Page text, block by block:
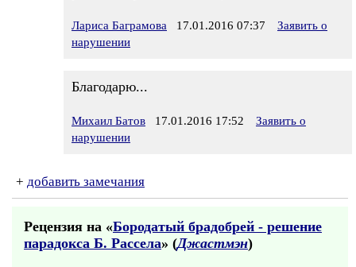
Лариса Баграмова 17.01.2016 07:37
Заявить о
нарушении
Благодарю...
Михаил Батов 17.01.2016 17:52
Заявить о
нарушении
+ добавить замечания
Рецензия на «Бородатый брадобрей - решение
парадокса Б. Рассела» (Джастмэн)